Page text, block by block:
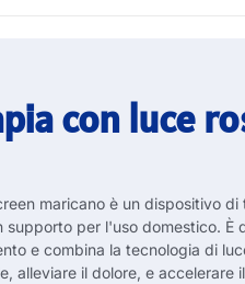
con luce
maricano è un dispositivo
per l'uso domestico. È
e combina la tecnologia di
alleviare il dolore, e